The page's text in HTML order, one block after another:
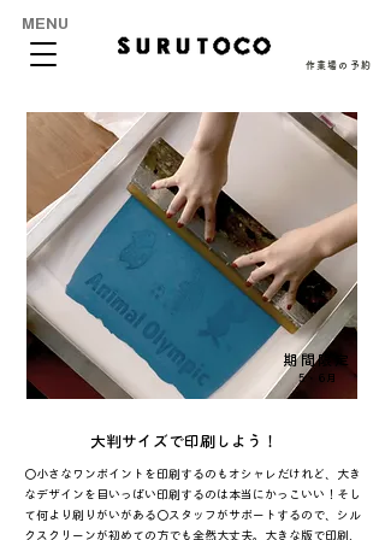
MENU
作業場の予約
期間限定
5・6月
大判サイズで印刷しよう！
〇小さなワンポイントを印刷するのもオシャレだけれど、大き
なデザインを目いっぱい印刷するのは本当にかっこいい！そし
て何より刷りがいがある〇スタッフがサポートするので、シル
クスクリーンが初めての方でも全然大丈夫。大きな版で印刷、